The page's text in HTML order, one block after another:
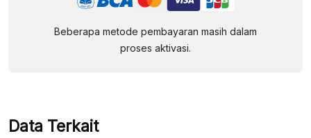
Beberapa metode pembayaran masih dalam
proses aktivasi.
Data Terkait